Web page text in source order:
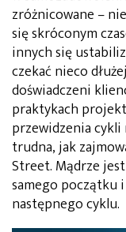
zróżnicowane –
się skróconym
innych się
czekać nieco
doświadczeni
praktykach
przewidzenia cykli
trudna, jak
Street. Mądrze
samego początku
następnego cyklu.